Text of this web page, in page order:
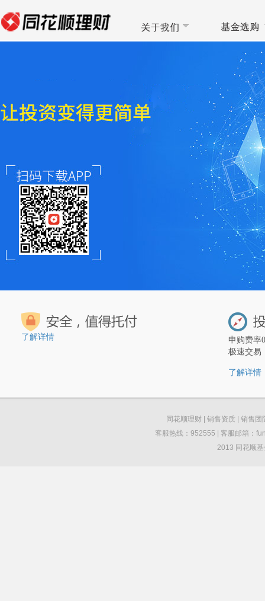
了解详情
申购费率
极速交易
了解详情
同花顺理财 销售资质
销售团
客服热线：952555 | 客服邮箱：
2013 同花顺